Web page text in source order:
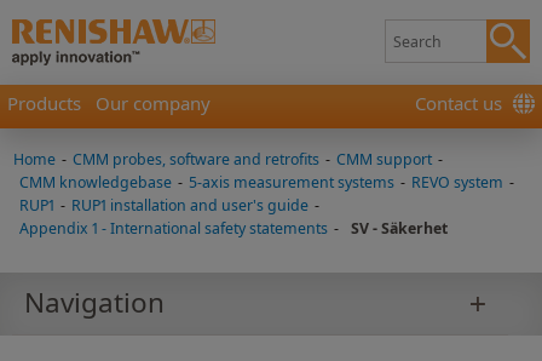
Products Our company Contact us
Home - CMM probes, software and retrofits - CMM support -
CMM knowledgebase - 5-axis measurement systems - REVO system -
RUP1 - RUP1 installation and user's guide -
Appendix 1 - International safety statements - SV - Säkerhet
Navigation